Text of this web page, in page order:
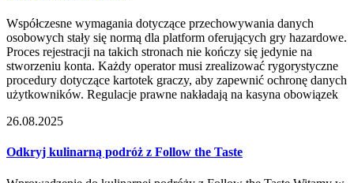
Współczesne wymagania dotyczące przechowywania danych
osobowych stały się normą dla platform oferujących gry hazardowe.
Proces rejestracji na takich stronach nie kończy się jedynie na
stworzeniu konta. Każdy operator musi zrealizować rygorystyczne
procedury dotyczące kartotek graczy, aby zapewnić ochronę danych
użytkowników. Regulacje prawne nakładają na kasyna obowiązek
26.08.2025
Odkryj kulinarną podróż z Follow the Taste